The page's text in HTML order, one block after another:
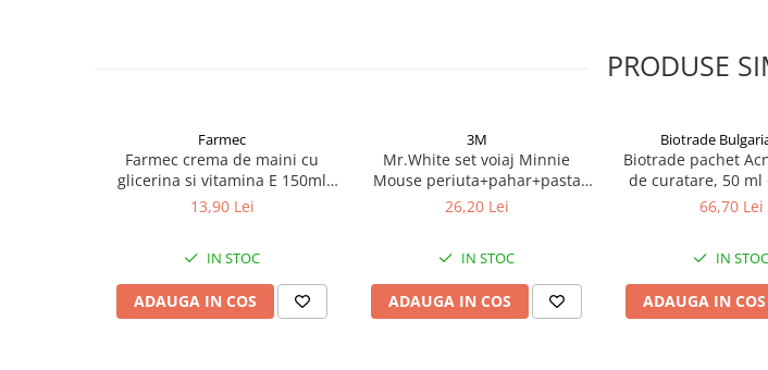
Afectiuni respiratorii
Afectiuni digestive
Afectiuni urogenitale
SESQUIOLEATE, CETYL ALCOHOL, PHENOXYETHANOL, CARBOMER, SCLEROTIUM GUM,
PIROCTONE OLAMINE, UNDECYLENIC GLYCERIDES, CLIMBAZOLE, SODIUM HYDROXIDE,
FRUCTOOLIGOSACCHARIDES, MANNITOL, XYLITOL, RHAMNOSE, LAMINARIA
OCHROLEUCA EXTRACT.
Se aplică o dată sau de două ori pe zi, pe pielea curăţată. Nu aplicaţi pe pielea vizibil iritată
sau pe leziuni exsudative. Aplica pe pielea curatata in prealabil.
PRODUSE
Farmec
Farmec crema de maini cu
glicerina si vitamina E 150ml
Zephyr Labs
13,90 Lei
IN STOC
ADAUGA IN COS
3M
Mr.White set voiaj Minnie
Mouse periuta+pahar+pasta
dinti cu aroma de menta, 75ml
26,20 Lei
IN STOC
ADAUGA IN COS
Biotrade
Biotrade pachet
de curatare, 50 ml
activa, 20 ml +
66,70 Lei
IN STOC
ADAUGA IN COS